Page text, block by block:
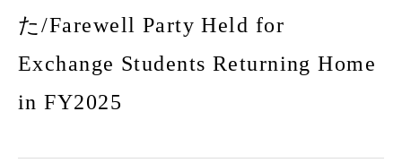
た/Farewell Party Held for
Exchange Students Returning Home
in FY2025